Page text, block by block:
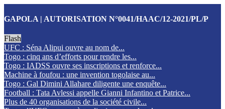
GAPOLA | AUTORISATION N°0041/HAAC/12-2021/PL/P
Flash
UFC : Séna Alipui ouvre au nom de...
Togo : cinq ans d’efforts pour rendre les...
Togo : IADSS ouvre ses inscriptions et renforce...
Machine à foufou : une invention togolaise au...
Togo : Gal Dimini Allahare diligente une enquête...
Football : Tata Avlessi appelle Gianni Infantino et Patrice...
Plus de 40 organisations de la société civile...